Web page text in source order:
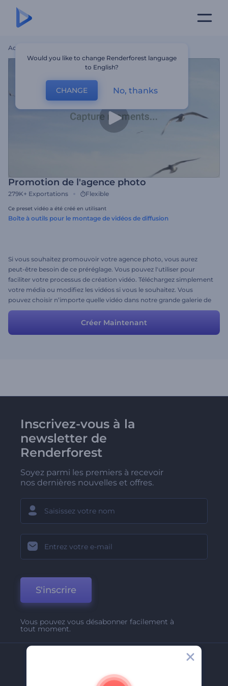
Accueil
Promotion de l'agence photo
279K+ Exportations Flexible
Ce preset vidéo a été créé en utilisant
Boîte à outils pour le montage de vidéos de diffusion
Si vous souhaitez promouvoir votre agence photo, vous aurez
peut-être besoin de ce préréglage. Vous pouvez l'utiliser pour
faciliter votre processus de création vidéo. Téléchargez simplement
votre média ou modifiez les vidéos si vous le souhaitez. Vous
pouvez choisir n’importe quelle vidéo dans notre grande galerie de
vidéos.
Créer Maintenant
Inscrivez-vous à la
newsletter de
Renderforest
Soyez parmi les premiers à recevoir
nos dernières nouvelles et offres.
S'inscrire
Vous pouvez vous désabonner facilement à
tout moment.
A Propos De Nous
Would you like to change Renderforest language
to English?
CHANGE No, thanks